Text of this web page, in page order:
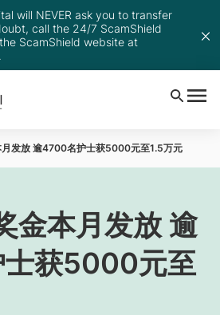
will NEVER ask you to transfer
call the 24/7 ScamShield
ScamShield website at
月发放 逾4700名护士获5000元至1.5万元
金本月发放 逾
获5000元至